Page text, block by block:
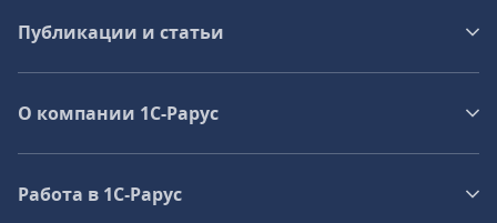
Публикации и статьи
О компании 1C-Рарус
Работа в 1С‑Рарус